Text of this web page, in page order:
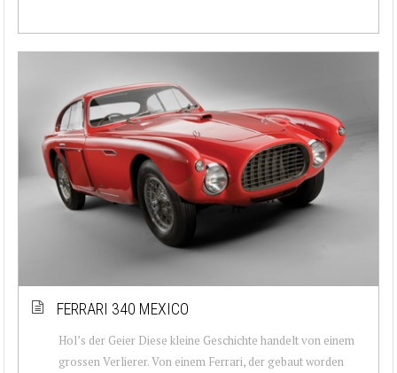
FERRARI 340 MEXICO
Hol’s der Geier Diese kleine Geschichte handelt von einem
grossen Verlierer. Von einem Ferrari, der gebaut worden